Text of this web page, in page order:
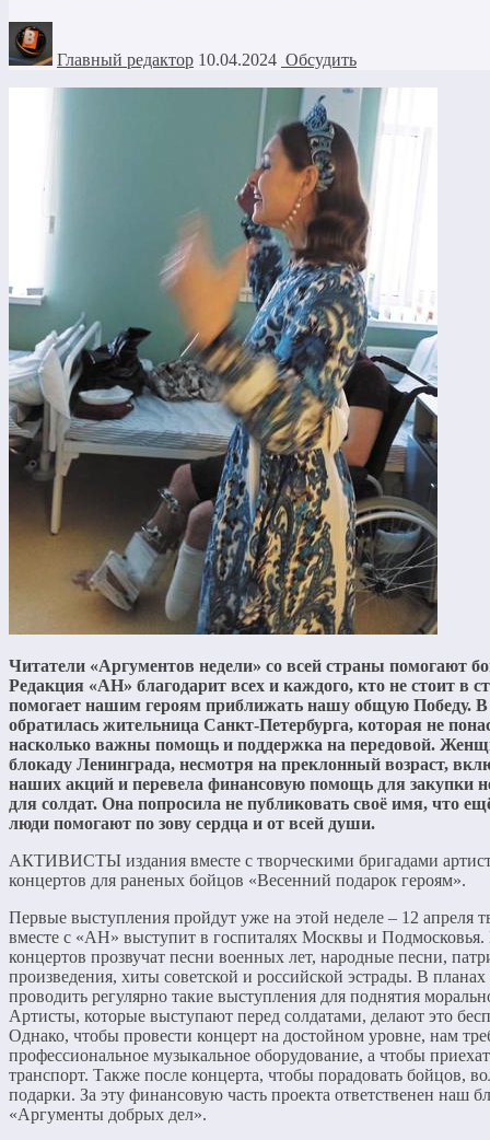
Главный редактор 10.04.2024 Обсудить
Читатели «Аргументов недели» со всей страны помогают
Редакция «АН» благодарит всех и каждого, кто не стоит в
помогает нашим героям приближать нашу общую Победу.
обратилась жительница Санкт-Петербурга, которая не
насколько важны помощь и поддержка на передовой.
блокаду Ленинграда, несмотря на преклонный возраст,
наших акций и перевела финансовую помощь для закупки
для солдат. Она попросила не публиковать своё имя, что
люди помогают по зову сердца и от всей души.
АКТИВИСТЫ издания вместе с творческими бригадами
концертов для раненых бойцов «Весенний подарок героям».
Первые выступления пройдут уже на этой неделе – 12 апреля
вместе с «АН» выступит в госпиталях Москвы и
концертов прозвучат песни военных лет, народные песни,
произведения, хиты советской и российской эстрады. В
проводить регулярно такие выступления для поднятия
Артисты, которые выступают перед солдатами, делают это
Однако, чтобы провести концерт на достойном уровне, нам
профессиональное музыкальное оборудование, а чтобы
транспорт. Также после концерта, чтобы порадовать бойцов,
подарки. За эту финансовую часть проекта ответственен наш
«Аргументы добрых дел».